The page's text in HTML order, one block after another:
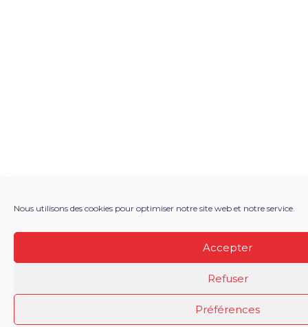
Nous utilisons des cookies pour optimiser notre site web et notre service.
Accepter
Refuser
Préférences